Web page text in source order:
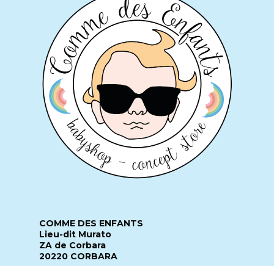
COMME DES ENFANTS
Lieu-dit Murato
ZA de Corbara
20220 CORBARA